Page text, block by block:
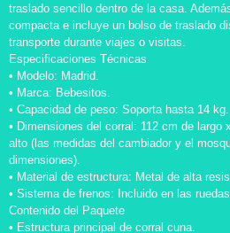
traslado sencillo dentro de la casa.
compacta e incluye un bolso de traslado
transporte durante viajes o visitas.
Especificaciones Técnicas
• Modelo: Madrid.
• Marca: Bebesitos.
• Capacidad de peso: Soporta hasta 14 kg.
• Dimensiones del corral: 112 cm de
alto (las medidas del cambiador y el
dimensiones).
• Material de estructura: Metal de alta
• Sistema de frenos: Incluido en las
Contenido del Paquete
• Estructura principal de corral cuna.